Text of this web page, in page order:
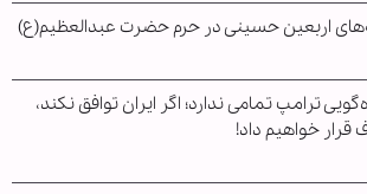
اربعین حسینی در حرم حضرت عبدالعظیم(ع)
ترامپ تمامی ندارد؛ اگر ایران توافق نکند،
قرار خواهیم داد!